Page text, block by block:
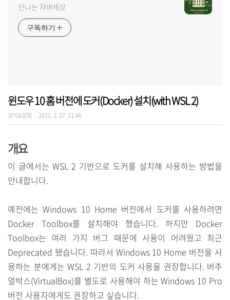
신나는 자바세상
구독하기
윈도우 10 홈 버전에 도커(Docker) 설치(with WSL 2)
설치&설정 2021. 2. 27. 11:46
개요
이 글에서는 WSL 2 기반으로 도커를 설치해 사용하는 방법을
안내합니다.
예전에는 Windows 10 Home 버전에서 도커를 사용하려면
Docker Toolbox를 설치해야 했습니다. 하지만 Docker
Toolbox는 여러 가지 버그 때문에 사용이 어려웠고 최근
Deprecated 됐습니다. 따라서 Windows 10 Home 버전을 사
용하는 분에게는 WSL 2 기반의 도커 사용을 권장합니다. 버추
얼박스(VirtualBox)를 별도로 사용해야 하는 Windows 10 Pro
버전 사용자에게도 권장하고 싶습니다.